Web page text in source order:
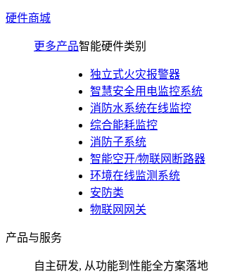
硬件商城
更多产品智能硬件类别
独立式火灾报警器
智慧安全用电监控系统
消防水系统在线监控
综合能耗监控
消防子系统
智能空开/物联网断路器
环境在线监测系统
安防类
物联网网关
产品与服务
自主研发, 从功能到性能全方案落地